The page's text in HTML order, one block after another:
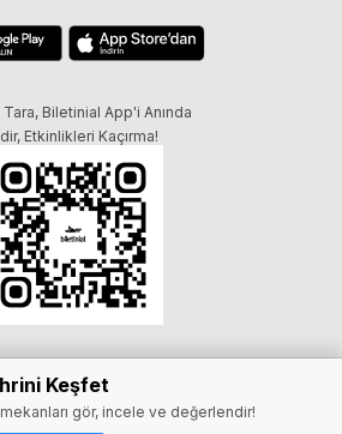
Keşfet
gör, incele ve değerlendir!
Tara, Biletinial App'i Anında
Etkinlikleri Kaçırma!